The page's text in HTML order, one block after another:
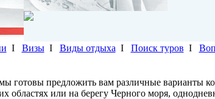
I ВизыI Виды отдыха I Поиск туров I
готовы предложить вам различные варианты
областях или на берегу Черного моря,